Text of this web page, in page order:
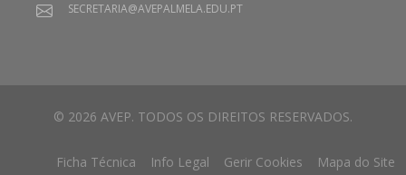
SECRETARIA@AVEPALMELA.EDU.PT
© 2026 AVEP. TODOS OS DIREITOS RESERVADOS.
Ficha Técnica Info Legal Gerir Cookies Mapa do Site